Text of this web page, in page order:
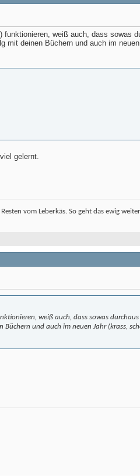
weiß auch, dass sowas
mit deinen Büchern und auch im
gelernt.
vom Leberkäs. So geht das ewig
weiß auch, dass sowas durchaus
und auch im neuen Jahr (krass,